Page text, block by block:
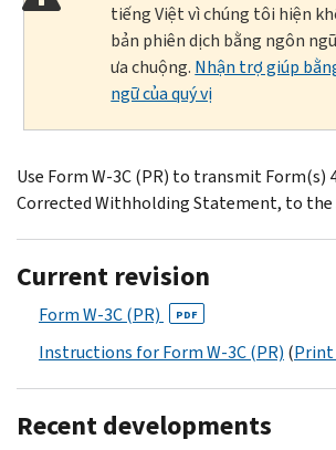
tiếng Việt vì chúng tôi hiện
bản phiên dịch bằng ngôn
ưa chuộng. Nhận trợ giúp
ngữ của quý vị
Use Form W-3C (PR) to transmit Form(s)
Corrected Withholding Statement, to the
Current revision
Form W-3C (PR) PDF
Instructions for Form W-3C (PR) (Print
Recent developments